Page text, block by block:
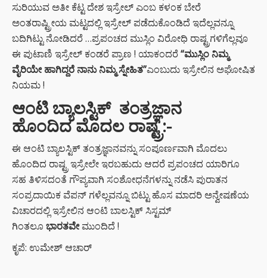
ಸುರಿಯುವ ಅತೀ ಕೆಟ್ಟ ದೇಶ ಇಸ್ರೇಲ್ ಎಂಬ ಕಳಂಕ ಬೇರೆ
ಅಂತರಾಷ್ಟ್ರೀಯ ಮಟ್ಟದಲ್ಲಿ ಇಸ್ರೇಲ್ ಪಡೆದುಕೊಂಡಿದೆ ಇದೆಲ್ಲವನ್ನೂ
ಬದಿಗಿಟ್ಟು ನೋಡಿದರೆ …ಪ್ರಪಂಚದ ಮುಸ್ಲಿಂ ವಿರೋಧಿ ರಾಷ್ಟ್ರಗಳಿಗೆಲ್ಲವೂ
ಈ ಪುಟಾಣಿ ಇಸ್ರೇಲ್ ಕಂಡರೆ ಪ್ರಾಣ ! ಯಾಕಂದರೆ“ಮುಸ್ಲಿಂ ನಿಮ್ಮ
ವೈರಿಯೇ ಹಾಗಿದ್ದರೆ ನಾನು ನಿಮ್ಮ ಸ್ನೇಹಿತ”ಎಂಬುದು ಇಸ್ರೇಲಿನ ಅಘೋಷಿತ
ನಿಯಮ !
ಆಂಟಿ ಬ್ಯಾಲಸ್ಟಿಕ್ ತಂತ್ರಜ್ಞಾನ
ಹೊಂದಿದ ಮೊದಲ ರಾಷ್ಟ್ರ:-
ಈ ಆಂಟಿ ಬ್ಯಾಲಸ್ಟಿಕ್ ತಂತ್ರಜ್ಞಾನವನ್ನು ಸಂಪೂರ್ಣವಾಗಿ ಮೊದಲು
ಹೊಂದಿದ ರಾಷ್ಟ್ರ ಇಸ್ರೇಲೇ ಇರಬಹುದು ಆದರೆ ಪ್ರಪಂಚದ ಯಾರಿಗೂ
ಸಹ ತಿಳಿಸದಂತೆ ಗೌಪ್ಯವಾಗಿ ಸಂಶೋಧನೆಗಳನ್ನು ನಡೆಸಿ ಪುರಾತನ
ಸಂಪ್ರದಾಯಿಕ ವೆಪನ್ ಗಳೆಲ್ಲವನ್ನೂ ಬಿಟ್ಟು ಹೊಸ ಮಾದರಿ ಅನ್ವೇಷಣೆಯ
ವಿಚಾರದಲ್ಲಿ ಇಸ್ರೇಲಿನ ಆಂಟಿ ಬಾಲಸ್ಟಿಕ್ ಸಿಸ್ಟಮ್
ಗಿಂತಲೂ ಭಾರತವೇಮುಂದಿದೆ !
ಕೃಪೆ: ಉಮೇಶ್ ಆಚಾರ್